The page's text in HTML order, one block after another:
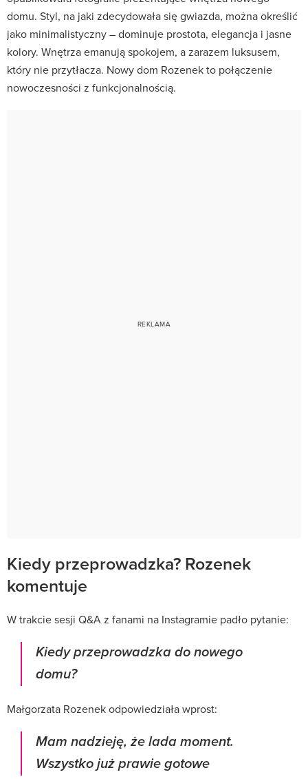
domu. Styl, na jaki zdecydowała się gwiazda, można określić
jako minimalistyczny – dominuje prostota, elegancja i jasne
kolory. Wnętrza emanują spokojem, a zarazem luksusem,
który nie przytłacza. Nowy dom Rozenek to połączenie
nowoczesności z funkcjonalnością.
Kiedy przeprowadzka? Rozenek
komentuje
W trakcie sesji Q&A z fanami na Instagramie padło pytanie:
Kiedy przeprowadzka do nowego
domu?
Małgorzata Rozenek odpowiedziała wprost:
Mam nadzieję, że lada moment.
Wszystko już prawie gotowe